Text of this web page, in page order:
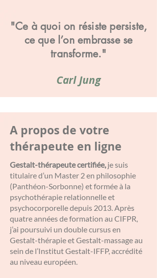
"Ce à quoi on résiste persiste,
ce que l’on embrasse se
transforme."
Carl Jung
A propos de votre
thérapeute en ligne
Gestalt-thérapeute certifiée,je suis
titulaire d’un Master 2 en philosophie
(Panthéon-Sorbonne) et formée à la
psychothérapie relationnelle et
psychocorporelle depuis 2013. Après
quatre années de formation au CIFPR,
j’ai poursuivi un double cursus en
Gestalt-thérapie et Gestalt-massage au
sein de l’Institut Gestalt-IFFP, accrédité
au niveau européen.